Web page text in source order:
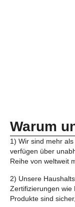
Warum
1) Wir sind mehr
verfügen über
Reihe von weltweit
2) Unsere
Zertifizierungen wie
Produkte sind